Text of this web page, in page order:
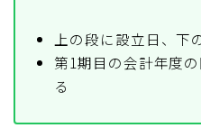
上の段に設立日、下
第1期目の会計年度
る